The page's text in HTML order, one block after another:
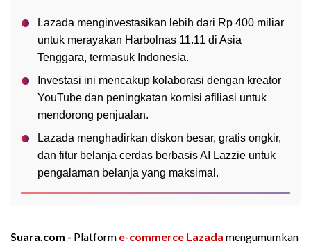
Lazada menginvestasikan lebih dari Rp 400 miliar
untuk merayakan Harbolnas 11.11 di Asia
Tenggara, termasuk Indonesia.
Investasi ini mencakup kolaborasi dengan kreator
YouTube dan peningkatan komisi afiliasi untuk
mendorong penjualan.
Lazada menghadirkan diskon besar, gratis ongkir,
dan fitur belanja cerdas berbasis AI Lazzie untuk
pengalaman belanja yang maksimal.
Suara.com - Platform e-commerce Lazada mengumumkan